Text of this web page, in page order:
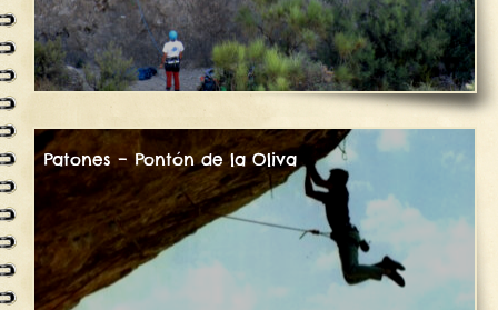
Patones – Pontón de la Oliva